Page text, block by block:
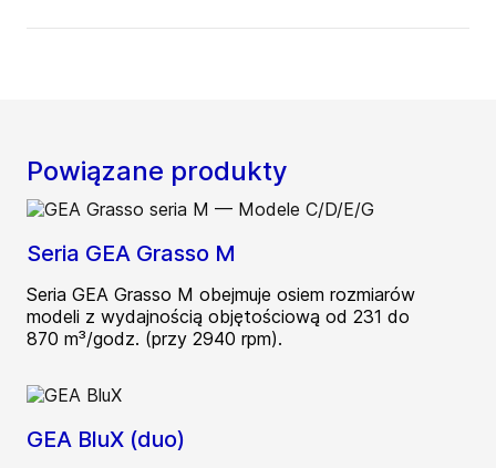
Powiązane produkty
Seria GEA Grasso M
Seria GEA Grasso M obejmuje osiem rozmiarów
modeli z wydajnością objętościową od 231 do
870 m³/godz. (przy 2940 rpm).
GEA BluX (duo)